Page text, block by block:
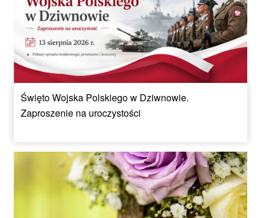
Święto Wojska Polskiego w Dziwnowie.
Zaproszenie na uroczystości